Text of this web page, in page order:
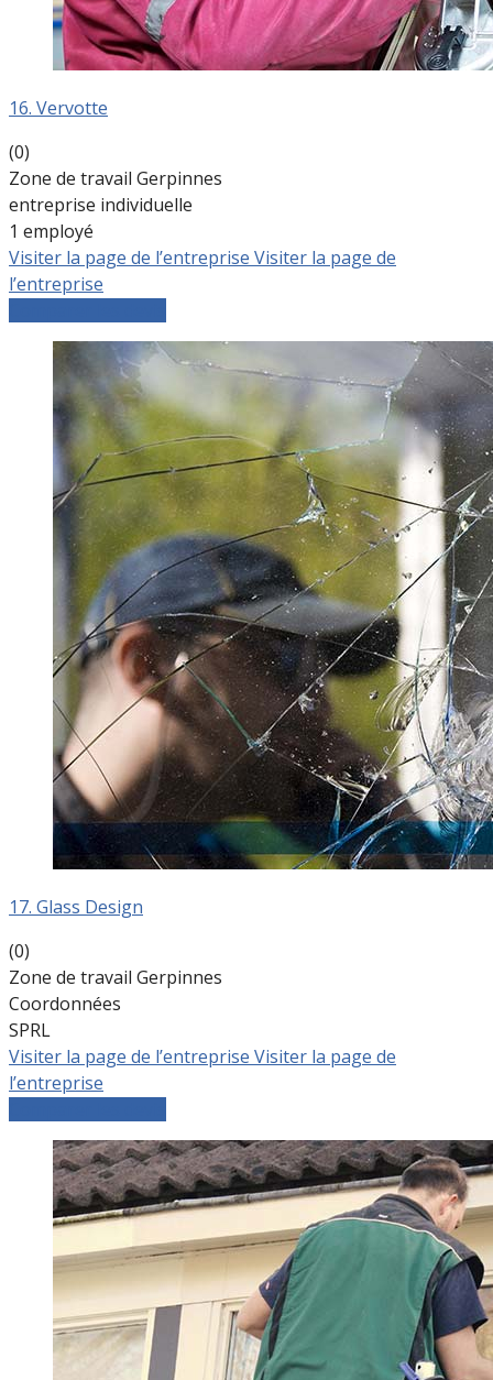
16. Vervotte
(0)
Zone de travail Gerpinnes
entreprise individuelle
1 employé
Visiter la page de l’entreprise Visiter la page de
l’entreprise
17. Glass Design
(0)
Zone de travail Gerpinnes
Coordonnées
SPRL
Visiter la page de l’entreprise Visiter la page de
l’entreprise